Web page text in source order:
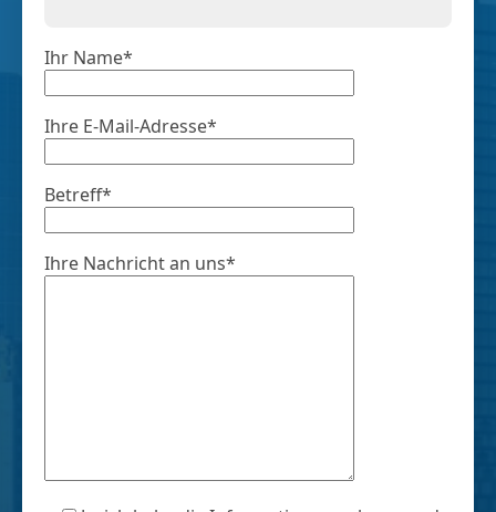
Ihr Name*
Ihre E-Mail-Adresse*
Betreff*
Ihre Nachricht an uns*